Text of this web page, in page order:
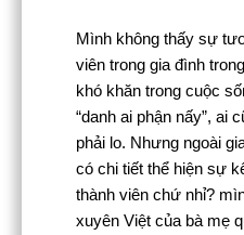
Mình không thấy sự
viên trong gia đình
khó khăn trong cuộc
“danh ai phận nấy”, ai
phải lo. Nhưng ngoài
có chi tiết thể hiện sự
thành viên chứ nhỉ?
xuyên Việt của bà mẹ